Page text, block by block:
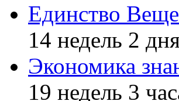
Единство
14 недель 2
Экономика
19 недель 3